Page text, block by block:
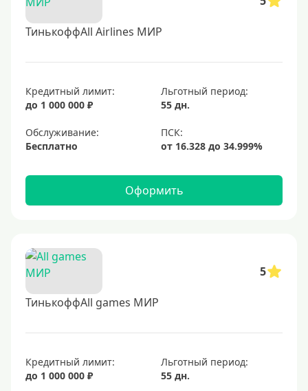
ТинькоффAll Airlines МИР
Кредитный лимит:
до 1 000 000 ₽
Льготный период:
55 дн.
Обслуживание:
Бесплатно
Оформить
5
ТинькоффAll games МИР
Кредитный лимит:
до 1 000 000 ₽
Льготный период:
55 дн.